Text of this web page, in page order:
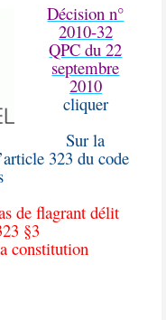
Décision n°
2010-32
QPC du 22
septembre
2010
cliquer
Sur la
323 du code
de flagrant délit
§3
constitution